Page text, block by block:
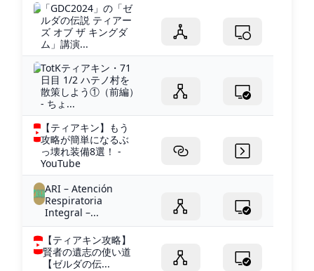
「GDC2024」の「ゼ
ルダの伝説 ティアー
ズ オブ ザ キングダ
ム」講演...
TotKティアキン・71
日目 1/2 ハテノ村を
散策しよう①（前編）
- ちょ...
【ティアキン】もう
攻略が簡単になるぶ
っ壊れ装備8選！ -
YouTube
ARI – Atención
Respiratoria
Integral –...
【ティアキン攻略】
賢者の遺志の使い道
【ゼルダの伝...